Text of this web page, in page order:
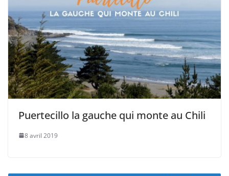
Puertecillo la gauche qui monte au Chili
8 avril 2019